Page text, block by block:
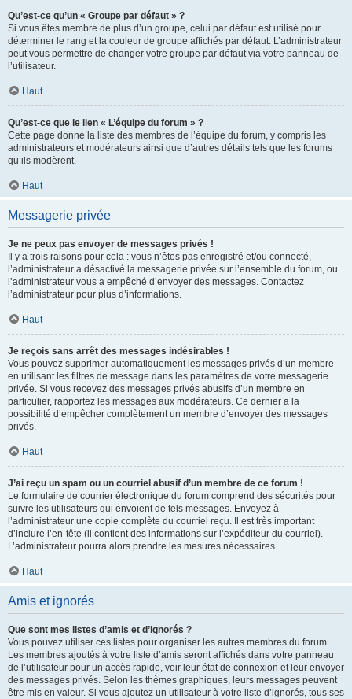
Qu’est-ce qu’un « Groupe par défaut » ?
Si vous êtes membre de plus d’un groupe, celui par défaut est utilisé pour
déterminer le rang et la couleur de groupe affichés par défaut. L’administrateur
peut vous permettre de changer votre groupe par défaut via votre panneau de
l’utilisateur.
Haut
Qu’est-ce que le lien « L’équipe du forum » ?
Cette page donne la liste des membres de l’équipe du forum, y compris les
administrateurs et modérateurs ainsi que d’autres détails tels que les forums
qu’ils modèrent.
Haut
Messagerie privée
Je ne peux pas envoyer de messages privés !
Il y a trois raisons pour cela : vous n’êtes pas enregistré et/ou connecté,
l’administrateur a désactivé la messagerie privée sur l’ensemble du forum, ou
l’administrateur vous a empêché d’envoyer des messages. Contactez
l’administrateur pour plus d’informations.
Haut
Je reçois sans arrêt des messages indésirables !
Vous pouvez supprimer automatiquement les messages privés d’un membre
en utilisant les filtres de message dans les paramètres de votre messagerie
privée. Si vous recevez des messages privés abusifs d’un membre en
particulier, rapportez les messages aux modérateurs. Ce dernier a la
possibilité d’empêcher complètement un membre d’envoyer des messages
privés.
Haut
J’ai reçu un spam ou un courriel abusif d’un membre de ce forum !
Le formulaire de courrier électronique du forum comprend des sécurités pour
suivre les utilisateurs qui envoient de tels messages. Envoyez à
l’administrateur une copie complète du courriel reçu. Il est très important
d’inclure l’en-tête (il contient des informations sur l’expéditeur du courriel).
L’administrateur pourra alors prendre les mesures nécessaires.
Haut
Amis et ignorés
Que sont mes listes d’amis et d’ignorés ?
Vous pouvez utiliser ces listes pour organiser les autres membres du forum.
Les membres ajoutés à votre liste d’amis seront affichés dans votre panneau
de l’utilisateur pour un accès rapide, voir leur état de connexion et leur envoyer
des messages privés. Selon les thèmes graphiques, leurs messages peuvent
être mis en valeur. Si vous ajoutez un utilisateur à votre liste d’ignorés, tous ses